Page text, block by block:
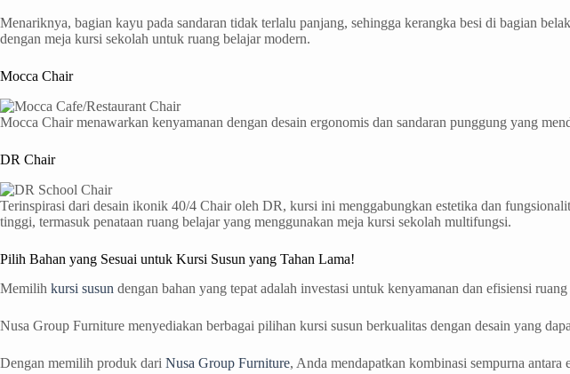
Menariknya, bagian kayu pada sandaran tidak terlalu panjang, sehingga kerangka besi di bagian
dengan meja kursi sekolah untuk ruang belajar modern.
Mocca Chair
Mocca Chair menawarkan kenyamanan dengan desain ergonomis dan sandaran punggung yang
DR Chair
Terinspirasi dari desain ikonik 40/4 Chair oleh DR, kursi ini menggabungkan estetika dan
tinggi, termasuk penataan ruang belajar yang menggunakan meja kursi sekolah multifungsi.
Pilih Bahan yang Sesuai untuk Kursi Susun yang Tahan Lama!
Memilih kursi susun dengan bahan yang tepat adalah investasi untuk kenyamanan dan efisiensi
Nusa Group Furniture menyediakan berbagai pilihan kursi susun berkualitas dengan desain yang
Dengan memilih produk dari Nusa Group Furniture, Anda mendapatkan kombinasi sempurna antara